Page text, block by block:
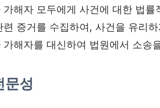
가해자 모두에게 사건에 대한 법률
련 증거를 수집하여, 사건을 유리
가해자를 대신하여 법원에서 소송
문성